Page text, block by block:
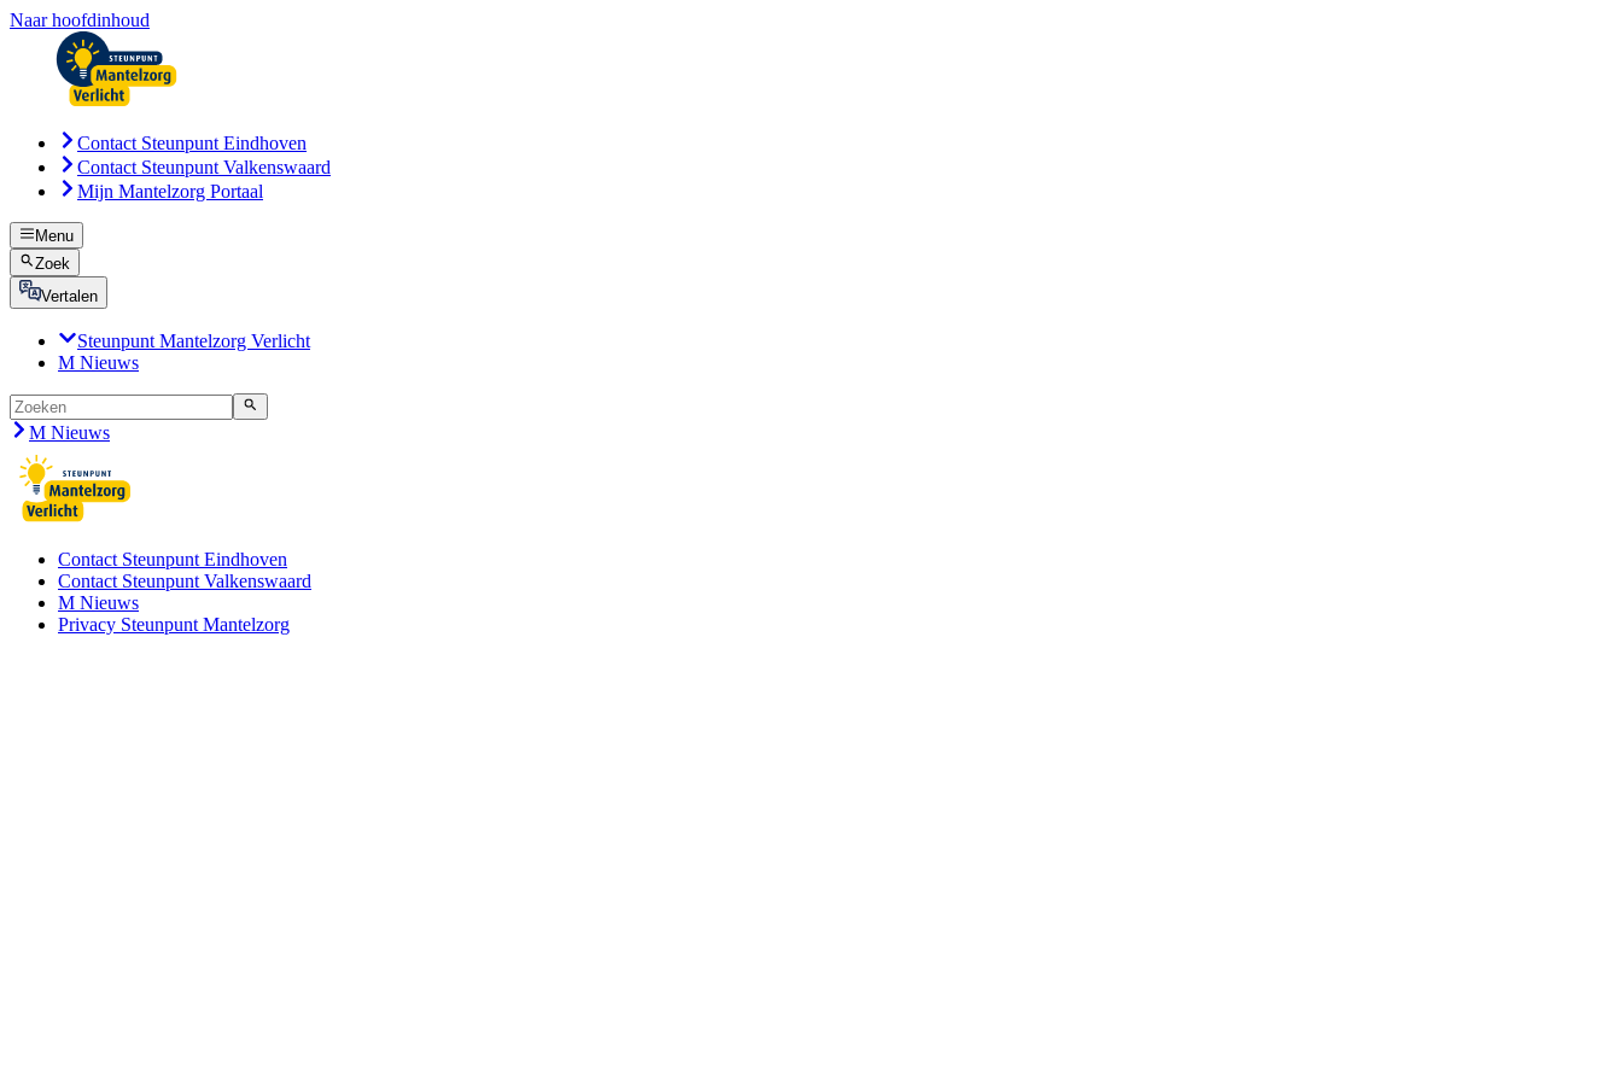
Naar hoofdinhoud
Contact Steunpunt Eindhoven
Contact Steunpunt Valkenswaard
Mijn Mantelzorg Portaal
Menu
Zoek
Vertalen
Steunpunt Mantelzorg Verlicht
M Nieuws
M Nieuws
Contact Steunpunt Eindhoven
Contact Steunpunt Valkenswaard
M Nieuws
Privacy Steunpunt Mantelzorg